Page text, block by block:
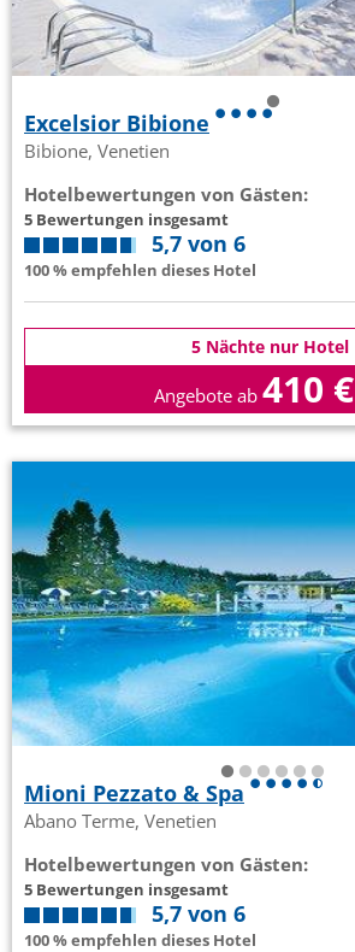
Excelsior Bibione
Bibione, Venetien
Hotelbewertungen von Gästen:
5 Bewertungen insgesamt
5,7 von 6
100 % empfehlen dieses Hotel
5 Nächte nur Hotel
Angebote ab 410 €
Mioni Pezzato & Spa
Abano Terme, Venetien
Hotelbewertungen von Gästen:
5 Bewertungen insgesamt
5,7 von 6
100 % empfehlen dieses Hotel